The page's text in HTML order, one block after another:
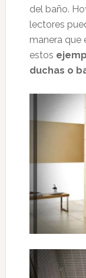
del baño.
lectores
manera que
estos
duchas o